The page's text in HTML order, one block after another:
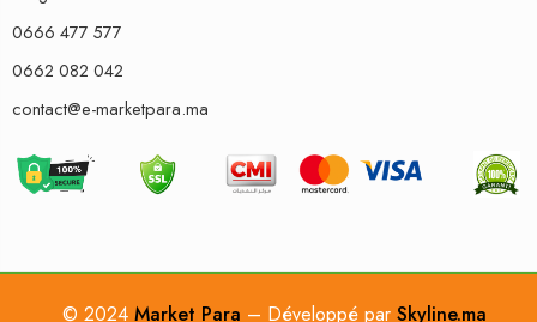
0666 477 577
0662 082 042
contact@e-marketpara.ma
© 2024 Market Para – Développé par Skyline.ma